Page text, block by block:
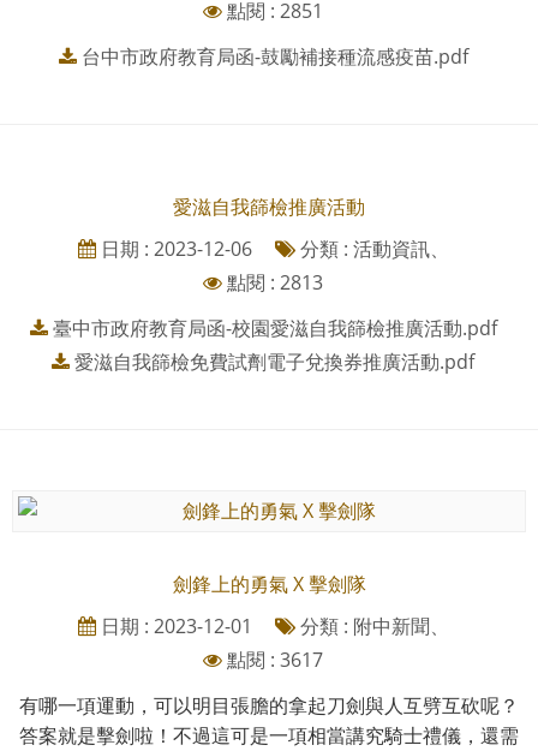
點閱 : 2851
台中市政府教育局函-鼓勵補接種流感疫苗.pdf
愛滋自我篩檢推廣活動
日期 : 2023-12-06
分類 : 活動資訊、
點閱 : 2813
臺中市政府教育局函-校園愛滋自我篩檢推廣活動.pdf
愛滋自我篩檢免費試劑電子兌換券推廣活動.pdf
劍鋒上的勇氣 X 擊劍隊
日期 : 2023-12-01
分類 : 附中新聞、
點閱 : 3617
有哪一項運動，可以明目張膽的拿起刀劍與人互劈互砍呢？
答案就是擊劍啦！不過這可是一項相當講究騎士禮儀，還需